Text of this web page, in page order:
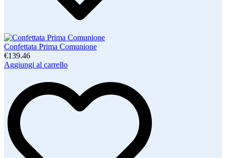
Confettata Prima Comunione
€139.46
Aggiungi al carrello